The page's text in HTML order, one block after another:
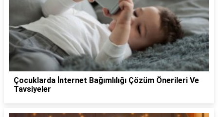
Çocuklarda İnternet Bağımlılığı Çözüm Önerileri Ve
Tavsiyeler